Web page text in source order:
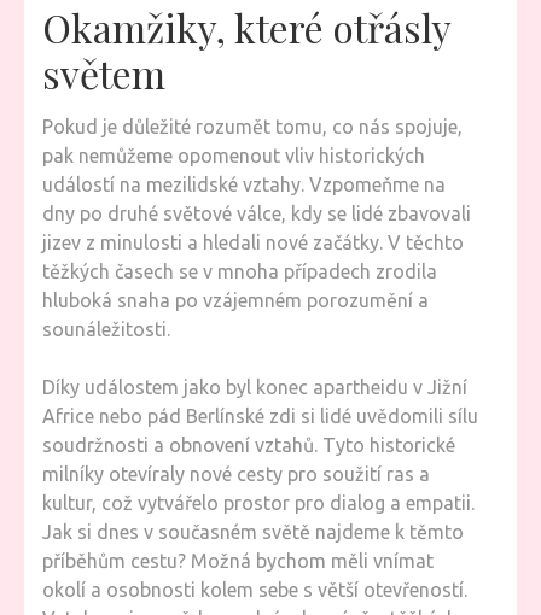
Okamžiky, které otřásly
světem
Pokud je důležité rozumět tomu, co nás spojuje,
pak nemůžeme opomenout vliv historických
událostí na mezilidské vztahy. Vzpomeňme na
dny po druhé světové válce, kdy se lidé zbavovali
jizev z minulosti a hledali nové začátky. V těchto
těžkých časech se v mnoha případech zrodila
hluboká snaha po vzájemném porozumění a
sounáležitosti.
Díky událostem jako byl konec apartheidu v Jižní
Africe nebo pád Berlínské zdi si lidé uvědomili sílu
soudržnosti a obnovení vztahů. Tyto historické
milníky otevíraly nové cesty pro soužití ras a
kultur, což vytvářelo prostor pro dialog a empatii.
Jak si dnes v současném světě najdeme k těmto
příběhům cestu? Možná bychom měli vnímat
okolí a osobnosti kolem sebe s větší otevřeností.